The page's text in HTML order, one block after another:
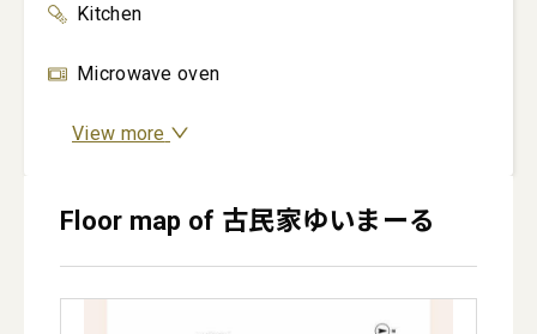
Kitchen
Microwave oven
View more
Floor map of 古民家ゆいまーる